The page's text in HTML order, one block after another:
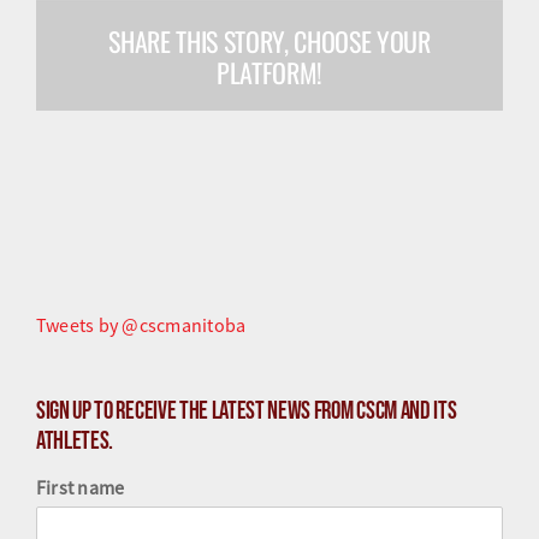
Olympiens et paralympiens
Quoi de neuf
SHARE THIS STORY, CHOOSE YOUR
PLATFORM!
Tweets by @cscmanitoba
Sign up to receive the latest news from CSCM and its
athletes.
First name